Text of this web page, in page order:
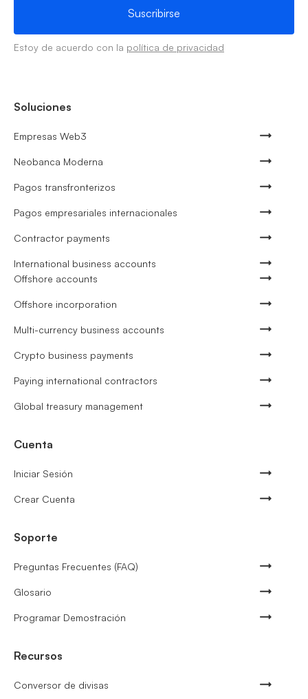
Estoy de acuerdo con la política de privacidad
Soluciones
Empresas Web3
Neobanca Moderna
Pagos transfronterizos
Pagos empresariales internacionales
Contractor payments
International business accounts
Offshore accounts
Offshore incorporation
Multi-currency business accounts
Crypto business payments
Paying international contractors
Global treasury management
Cuenta
Iniciar Sesión
Crear Cuenta
Soporte
Preguntas Frecuentes (FAQ)
Glosario
Programar Demostración
Recursos
Conversor de divisas